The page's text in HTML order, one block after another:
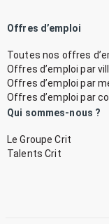
Offres d’emploi
Toutes nos offres
Offres d’emploi par
Offres d’emploi par
Offres d’emploi par
Qui sommes-nous ?
Le Groupe Crit
Talents Crit